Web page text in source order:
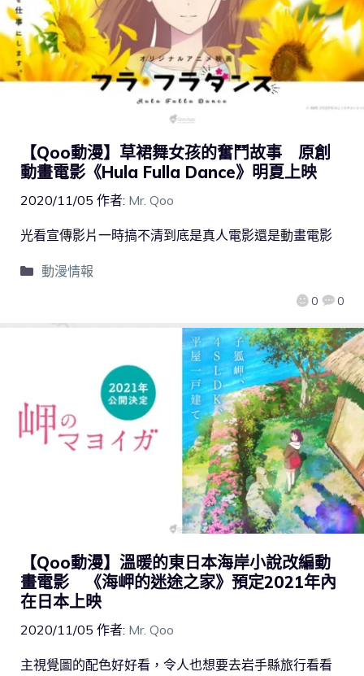
【Qoo動漫】草裙舞女孩的奮鬥故事 原創
動畫電影《Hula Fulla Dance》明夏上映
2020/11/05 作者: Mr. Qoo
0 0
光看宣傳影片一時搞不清到底是真人電影還是動畫電影
動漫情報
【Qoo動漫】溫暖的東日本海岸小說改編動
畫電影 《海岬的迷途之家》預定2021年內
在日本上映
2020/11/05 作者: Mr. Qoo
主視覺圖的配色好好看，令人也想要去岩手縣旅行看看